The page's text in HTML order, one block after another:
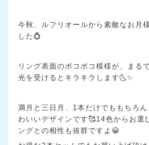
今秋、ルフリオールから素敵なお月
した💍
リング表面のポコポコ模様が、まる
光を受けるとキラキラします🌜✨
満月と三日月、1本だけでももちろ
わいいデザインです🥰14色からお選
ングとの相性も抜群ですよ😀